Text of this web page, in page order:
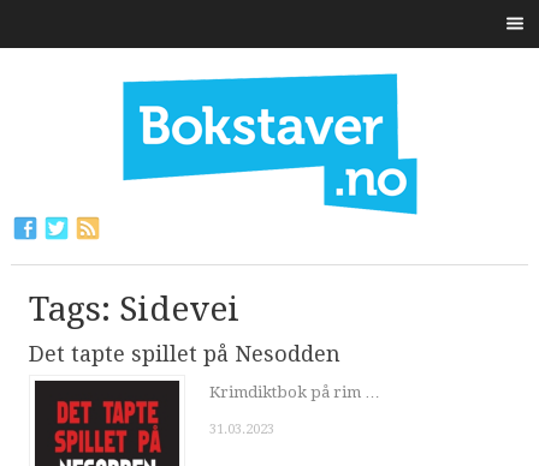
Tags: Sidevei
Det tapte spillet på Nesodden
Krimdiktbok på rim …
31.03.2023